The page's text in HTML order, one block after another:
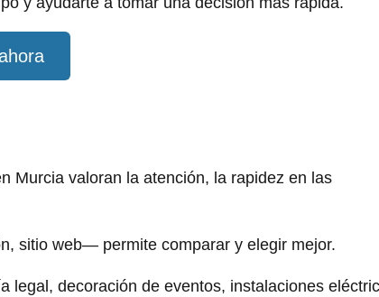
Murcia valoran la atención, la rapidez en las
sitio web— permite comparar y elegir mejor.
legal, decoración de eventos, instalaciones